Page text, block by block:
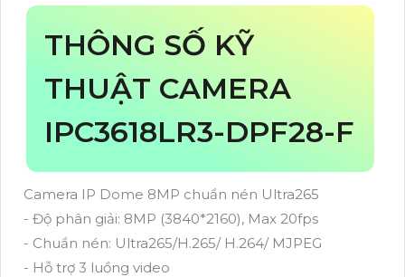
THÔNG SỐ KỸ
THUẬT CAMERA
IPC3618LR3-DPF28-F
Camera IP Dome 8MP chuẩn nén Ultra265
- Độ phân giải: 8MP (3840*2160), Max 20fps
- Chuẩn nén: Ultra265/H.265/ H.264/ MJPEG
- Hỗ trợ 3 luồng video